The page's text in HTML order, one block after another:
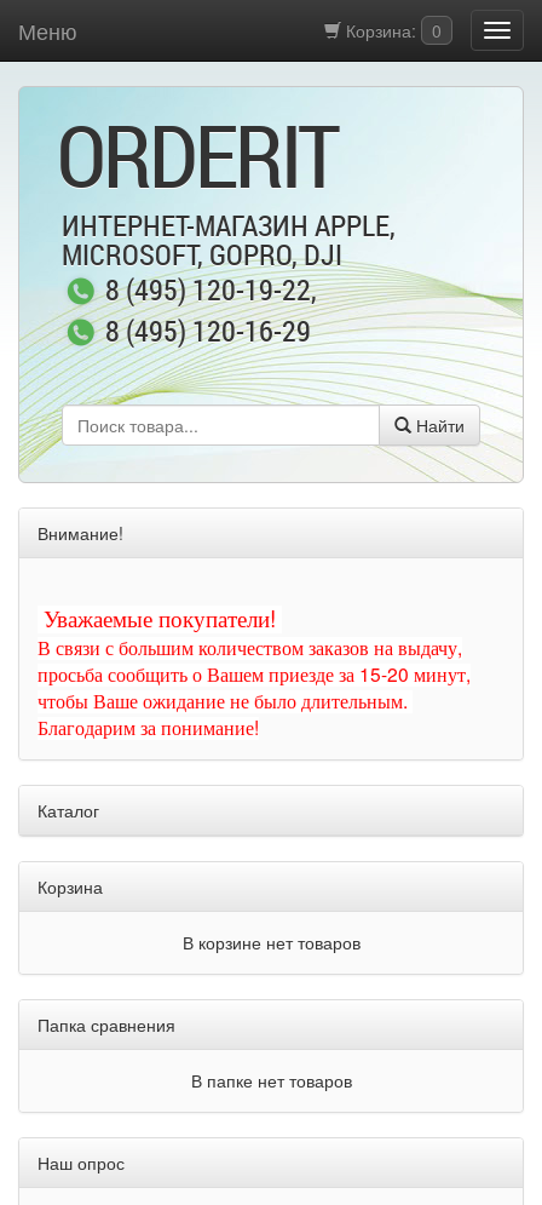
Корзина: 0
Меню
ORDERIT
ИНТЕРНЕТ-МАГАЗИН APPLE,
MICROSOFT, GOPRO, DJI
8 (495) 120-19-22,
8 (495) 120-16-29
Найти
Внимание!
Уважаемые покупатели!
В связи с большим количеством заказов на выдачу,
просьба сообщить о Вашем приезде за 15-20 минут,
чтобы Ваше ожидание не было длительным.
Благодарим за понимание!
Каталог
Корзина
В корзине нет товаров
Папка сравнения
В папке нет товаров
Наш опрос